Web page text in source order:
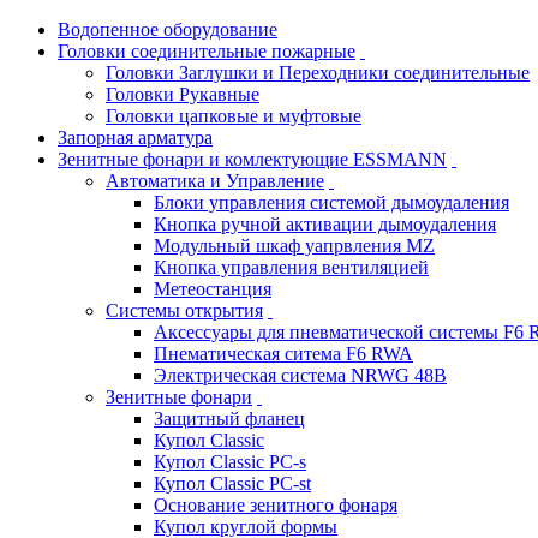
Водопенное оборудование
Головки соединительные пожарные
Головки Заглушки и Переходники соединительные
Головки Рукавные
Головки цапковые и муфтовые
Запорная арматура
Зенитные фонари и комлектующие ESSMANN
Автоматика и Управление
Блоки управления системой дымоудаления
Кнопка ручной активации дымоудаления
Модульный шкаф уапрвления MZ
Кнопка управления вентиляцией
Метеостанция
Системы открытия
Аксессуары для пневматической системы F6
Пнематическая ситема F6 RWA
Электрическая система NRWG 48В
Зенитные фонари
Защитный фланец
Купол Classic
Купол Classic PC-s
Купол Classic PC-st
Основание зенитного фонаря
Купол круглой формы